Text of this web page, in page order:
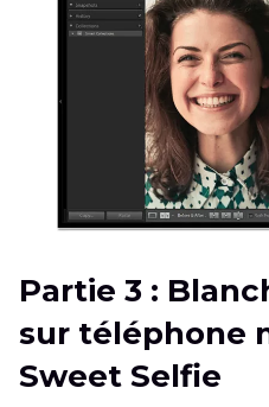
Partie 3 :
sur téléphone
Sweet Selfie